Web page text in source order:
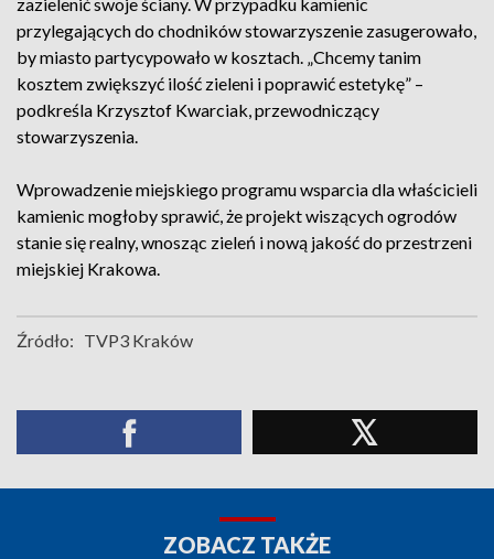
przylegających do chodników stowarzyszenie zasugerowało,
by miasto partycypowało w kosztach. „Chcemy tanim
kosztem zwiększyć ilość zieleni i poprawić estetykę” –
podkreśla Krzysztof Kwarciak, przewodniczący
stowarzyszenia.
Wprowadzenie miejskiego programu wsparcia dla właścicieli
kamienic mogłoby sprawić, że projekt wiszących ogrodów
stanie się realny, wnosząc zieleń i nową jakość do przestrzeni
miejskiej Krakowa.
Źródło: TVP3 Kraków
ZOBACZ TAKŻE